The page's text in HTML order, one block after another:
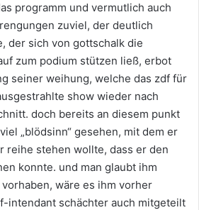
programm und vermutlich auch
zuviel, der deutlich
der sich von gottschalk die
zum podium stützen ließ, erbot
seiner weihung, welche das zdf für
show wieder nach
doch bereits an diesem punkt
„blödsinn“ gesehen, mit dem er
reihe stehen wollte, dass er den
konnte. und man glaubt ihm
wäre es ihm vorher
intendant schächter auch mitgeteilt